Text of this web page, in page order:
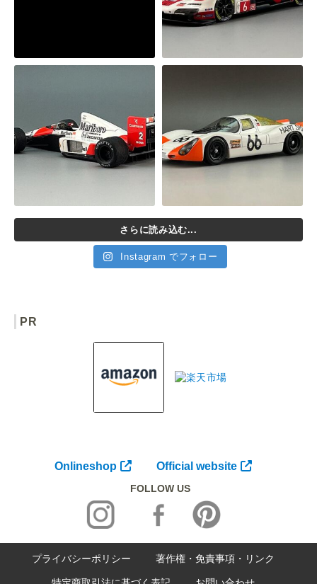
さらに読み込む...
Instagram でフォロー
PR
Onlineshop Official website
FOLLOW US
プライバシーポリシー 著作権・免責事項・リンク